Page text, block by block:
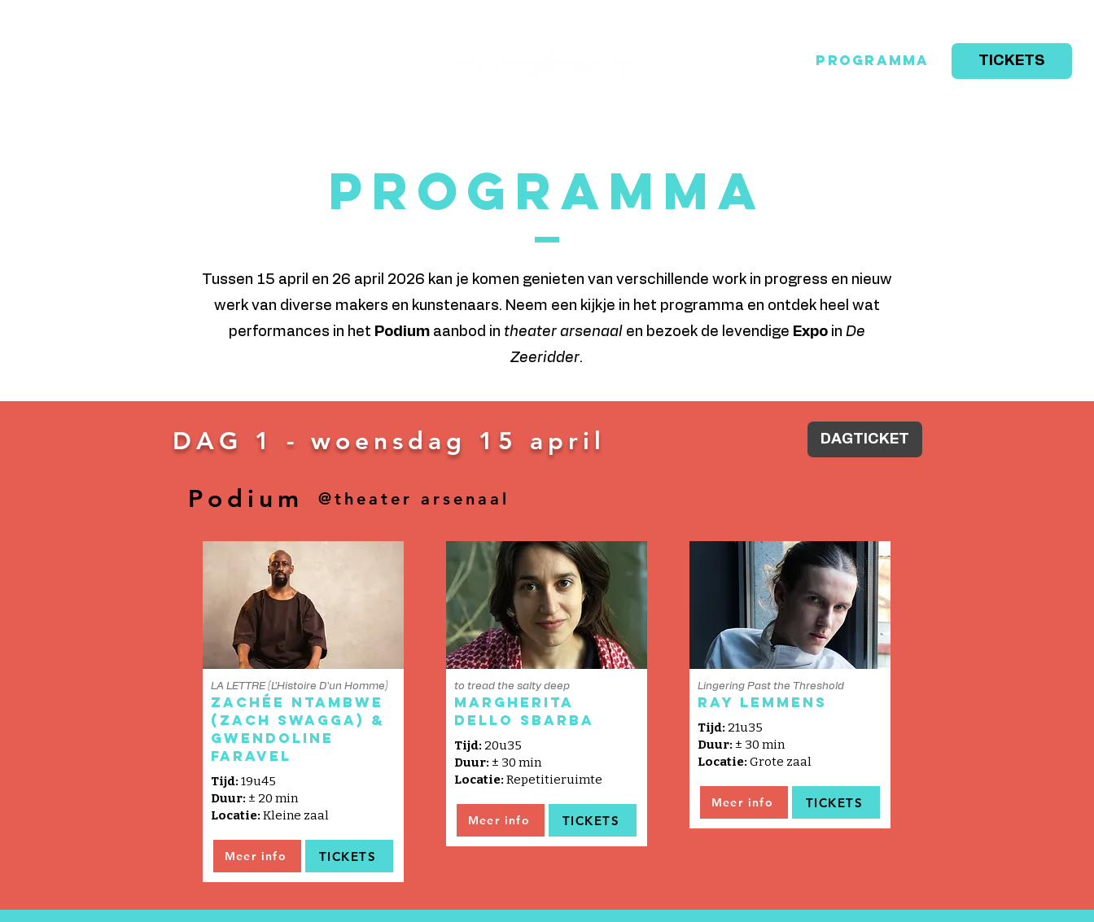
Programma
TICKETS
Programma
Tussen 15 april en 26 april 2026 kan je komen genieten van verschillende work in progress en nieuw
werk van diverse makers en kunstenaars. Neem een kijkje in het programma en ontdek heel wat
performances in het Podiumaanbod in theater arsenaal en bezoek de levendige Expo in De
Zeeridder.
DAG 1 - woensdag 15 april
Podium
@theater arsenaal
DAGTICKET
LA LETTRE (L'Histoire D'un Homme)
Zachée Ntambwe
(Zach Swagga) &
Gwendoline
Faravel
Tijd: 19u45
Duur: ± 20 min
Locatie: Kleine zaal
Meer info TICKETS
to tread the salty deep
Margherita
Dello Sbarba
Tijd: 20u35
Duur: ± 30 min
Locatie: Repetitieruimte
Meer info TICKETS
Lingering Past the Threshold
Ray Lemmens
Tijd: 21u35
Duur: ± 30 min
Locatie: Grote zaal
Meer info TICKETS